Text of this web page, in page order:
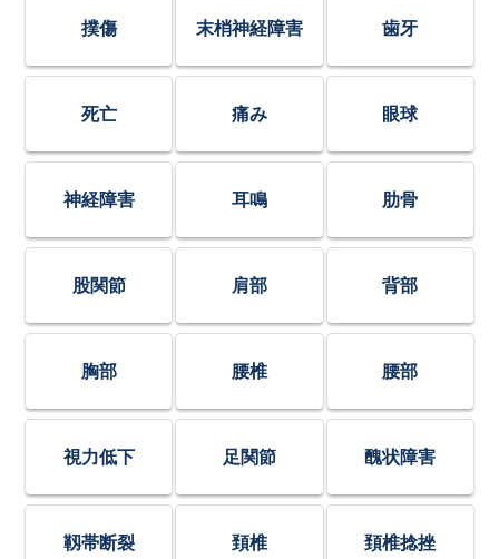
撲傷 末梢神経障害 歯牙
死亡 痛み 眼球
神経障害 耳鳴 肋骨
股関節 肩部 背部
胸部 腰椎 腰部
視力低下 足関節 醜状障害
靱帯断裂 頚椎 頚椎捻挫